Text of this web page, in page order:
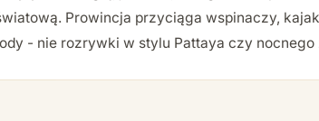
Prowincja przyciąga wspinaczy,
- nie rozrywki w stylu Pattaya czy nocnego